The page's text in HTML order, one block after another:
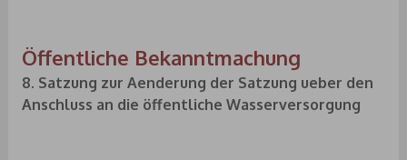
Öffentliche Bekanntmachung
8. Satzung zur Aenderung der Satzung ueber den
Anschluss an die öffentliche Wasserversorgung